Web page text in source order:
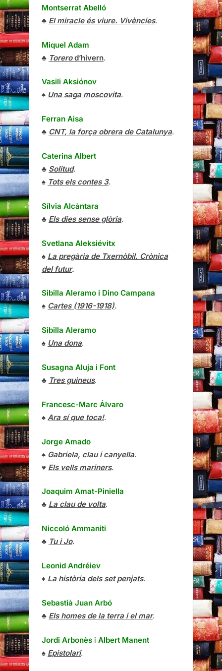
Montserrat Abelló
♣ El miracle és viure. Vivències.
Miquel Adam
♣ Torerod’hivern.
Vasili Aksiónov
♠ Una saga moscovita.
Ferran Aisa
♣ CNT, la força obrera de Catalunya.
Caterina Albert
♣ Solitud.
♠ Tots els contes 3.
Sílvia Alcàntara
♣ Els dies sense glòria.
Svetlana Aleksiévitx
♠ La pregària de Txernòbil. Crònica
del futur.
Sibilla Aleramo i Dino Campana
♠ Cartes (1916-1918).
Sibilla Aleramo
♠ Una dona.
Susagna Aluja i Font
♣ Tres guineus.
Francesc-Marc Álvaro
♠ Ara sí que toca!.
Jorge Amado
♠ Gabriela, clau i canyella.
♥ Els vells mariners.
Joaquim Amat-Piniella
♣ La clau de volta.
Niccoló Ammaniti
♣ Tu i Jo.
Leonid Andréiev
♦ La història dels set penjats.
Sebastià Juan Arbó
♣ Els homes de la terra i el mar.
Jordi Arbonès i Albert Manent
♠ Epistolari.